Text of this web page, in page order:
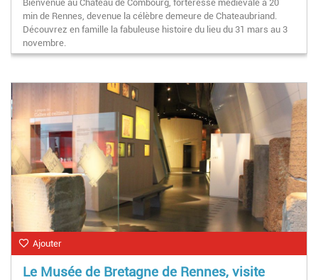
Bienvenue au Château de Combourg, forteresse médiévale à 20
min de Rennes, devenue la célèbre demeure de Chateaubriand.
Découvrez en famille la fabuleuse histoire du lieu du 31 mars au 3
novembre.
Ajouter
Le Musée de Bretagne de Rennes, visite